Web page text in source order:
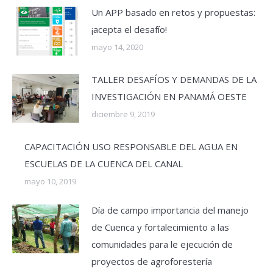
Un APP basado en retos y propuestas:
¡acepta el desafío!
mayo 14, 2020
TALLER DESAFÍOS Y DEMANDAS DE LA
INVESTIGACIÓN EN PANAMÁ OESTE
diciembre 9, 2019
CAPACITACIÓN USO RESPONSABLE DEL AGUA EN
ESCUELAS DE LA CUENCA DEL CANAL
mayo 10, 2019
Día de campo importancia del manejo
de Cuenca y fortalecimiento a las
comunidades para le ejecución de
proyectos de agroforestería